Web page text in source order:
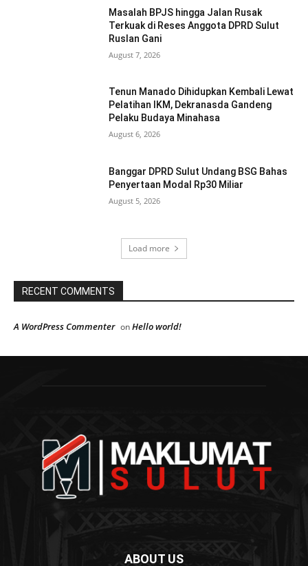
Masalah BPJS hingga Jalan Rusak
Terkuak di Reses Anggota DPRD Sulut
Ruslan Gani
August 7, 2026
Tenun Manado Dihidupkan Kembali Lewat
Pelatihan IKM, Dekranasda Gandeng
Pelaku Budaya Minahasa
August 6, 2026
Banggar DPRD Sulut Undang BSG Bahas
Penyertaan Modal Rp30 Miliar
August 5, 2026
Load more
RECENT COMMENTS
A WordPress Commenter onHello world!
ABOUT US